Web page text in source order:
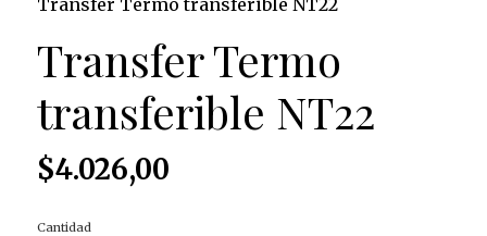
Transfer Termo
transferible NT22
$4.026,00
Cantidad